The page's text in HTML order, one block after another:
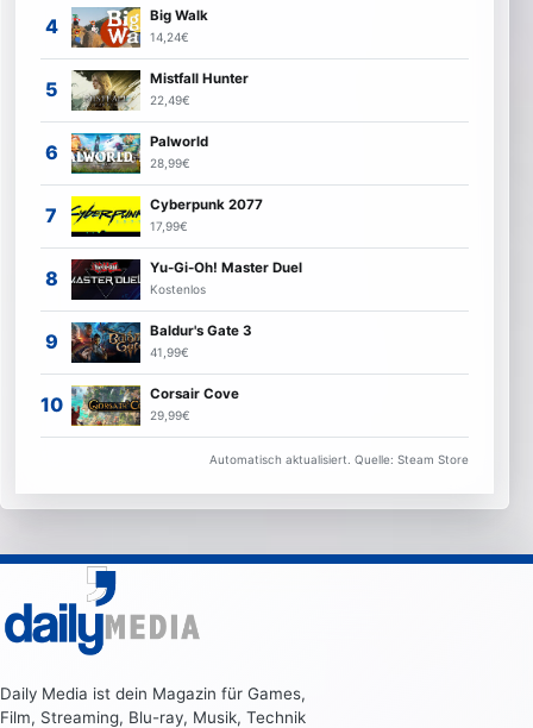
Big Walk
14,24€
Mistfall Hunter
22,49€
Palworld
28,99€
Cyberpunk 2077
17,99€
Yu-Gi-Oh! Master Duel
Kostenlos
Baldur's Gate 3
41,99€
Corsair Cove
29,99€
Automatisch aktualisiert. Quelle: Steam Store
Daily Media ist dein Magazin für Games,
Film, Streaming, Blu-ray, Musik, Technik